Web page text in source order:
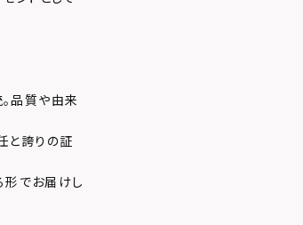
品質や由来
と誇りの証
形でお届けし